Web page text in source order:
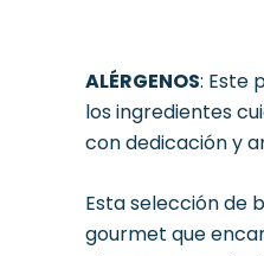
ALÉRGENOS: Este
los ingredientes
con dedicación y
Esta selección de
gourmet que